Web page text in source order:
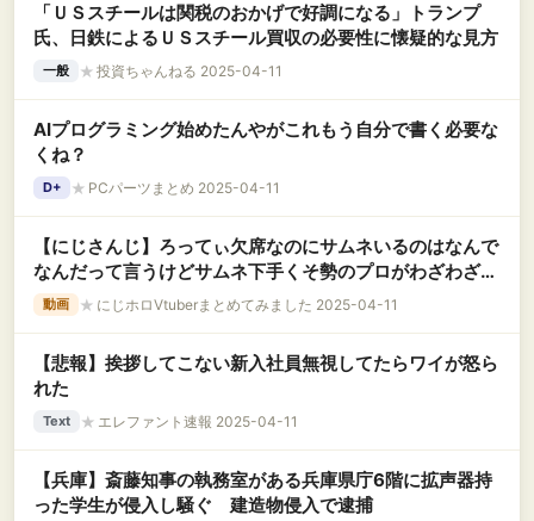
「ＵＳスチールは関税のおかげで好調になる」トランプ
氏、日鉄によるＵＳスチール買収の必要性に懐疑的な見方
一般 ★ 投資ちゃんねる 2025-04-11
AIプログラミング始めたんやがこれもう自分で書く必要な
くね？
D+ ★ PCパーツまとめ 2025-04-11
【にじさんじ】ろってぃ欠席なのにサムネいるのはなんで
なんだって言うけどサムネ下手くそ勢のプロがわざわざ外
注依頼するくらいには事前に準備してろってぃと歌うの楽
しみにしてたウキウキコラボなんですよね【鏑木ろこ】
動画 ★ にじホロVtuberまとめてみました 2025-04-11
【悲報】挨拶してこない新入社員無視してたらワイが怒ら
れた
Text ★ エレファント速報 2025-04-11
【兵庫】斎藤知事の執務室がある兵庫県庁6階に拡声器持
った学生が侵入し騒ぐ 建造物侵入で逮捕